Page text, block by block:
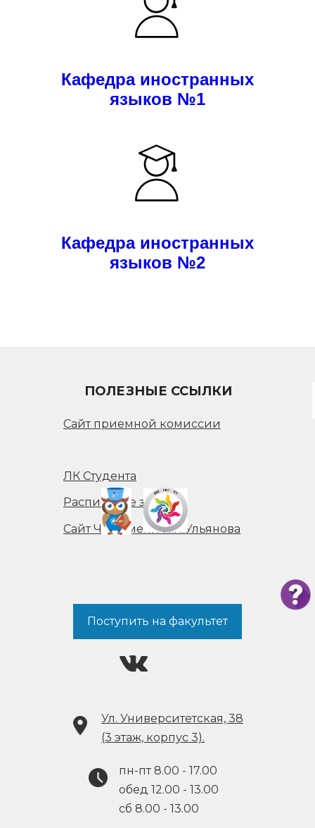
Кафедра иностранных
языков №1
Кафедра иностранных
языков №2
ФАКУЛЬТЕТ
Поступить на факультет
ПОЛЕЗНЫЕ ССЫЛКИ
Сайт приемной комиссии
ЛК Студента
Расписание занятий
Сайт ЧГУ имени И.Н.Ульянова
Ул. Университетская, 38
(3 этаж, корпус 3).
пн-пт 8.00 - 17.00
обед 12.00 - 13.00
cб 8.00 - 13.00